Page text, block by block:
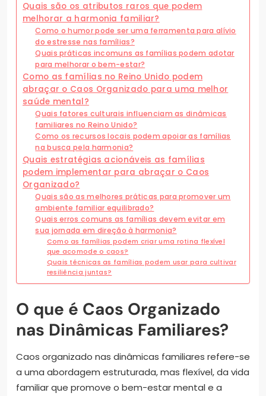
Quais são os atributos raros que podem
melhorar a harmonia familiar?
Como o humor pode ser uma ferramenta para alívio
do estresse nas famílias?
Quais práticas incomuns as famílias podem adotar
para melhorar o bem-estar?
Como as famílias no Reino Unido podem
abraçar o Caos Organizado para uma melhor
saúde mental?
Quais fatores culturais influenciam as dinâmicas
familiares no Reino Unido?
Como os recursos locais podem apoiar as famílias
na busca pela harmonia?
Quais estratégias acionáveis as famílias
podem implementar para abraçar o Caos
Organizado?
Quais são as melhores práticas para promover um
ambiente familiar equilibrado?
Quais erros comuns as famílias devem evitar em
sua jornada em direção à harmonia?
Como as famílias podem criar uma rotina flexível
que acomode o caos?
Quais técnicas as famílias podem usar para cultivar
resiliência juntas?
O que é Caos Organizado
nas Dinâmicas Familiares?
Caos organizado nas dinâmicas familiares refere-se
a uma abordagem estruturada, mas flexível, da vida
familiar que promove o bem-estar mental e a